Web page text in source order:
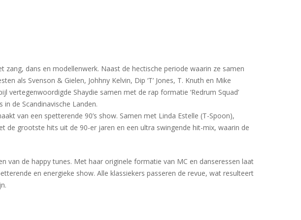
dans en modellenwerk. Naast de hectische periode waarin ze samen
als Svenson & Gielen, Johhny Kelvin, Dip ‘T’ Jones, T. Knuth en Mike
Shaydie samen met de rap formatie ‘Redrum Squad’
in de Scandinavische Landen.
van een spetterende 90’s show. Samen met Linda Estelle (T-Spoon),
de grootste hits uit de 90-er jaren en een ultra swingende hit-mix, waarin de
van de happy tunes. Met haar originele formatie van MC en danseressen laat
en energieke show. Alle klassiekers passeren de revue, wat resulteert